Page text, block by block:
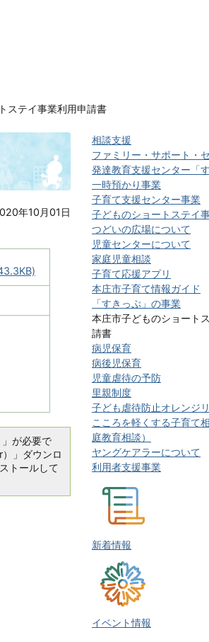
ステイ事業利用申請書
年10月01日
が必要で
」ダウンロ
トールして
相談支援
ファミリー・サポート・
発達教育支援センター「す
一時預かり事業
子育て支援センター事業
子どものショートステイ
つどいの広場について
児童センターについて
家庭児童相談
子育て応援アプリ
本庄市子育て情報ガイド
「すきっぷ」の事業
本庄市子どものショート
請書
病児保育
病後児保育
児童虐待の予防
里親制度
子ども虐待防止オレンジ
こころを軽くする子育て
庭教育相談）
ヤングケアラーについて
利用者支援事業
新着情報
イベント情報